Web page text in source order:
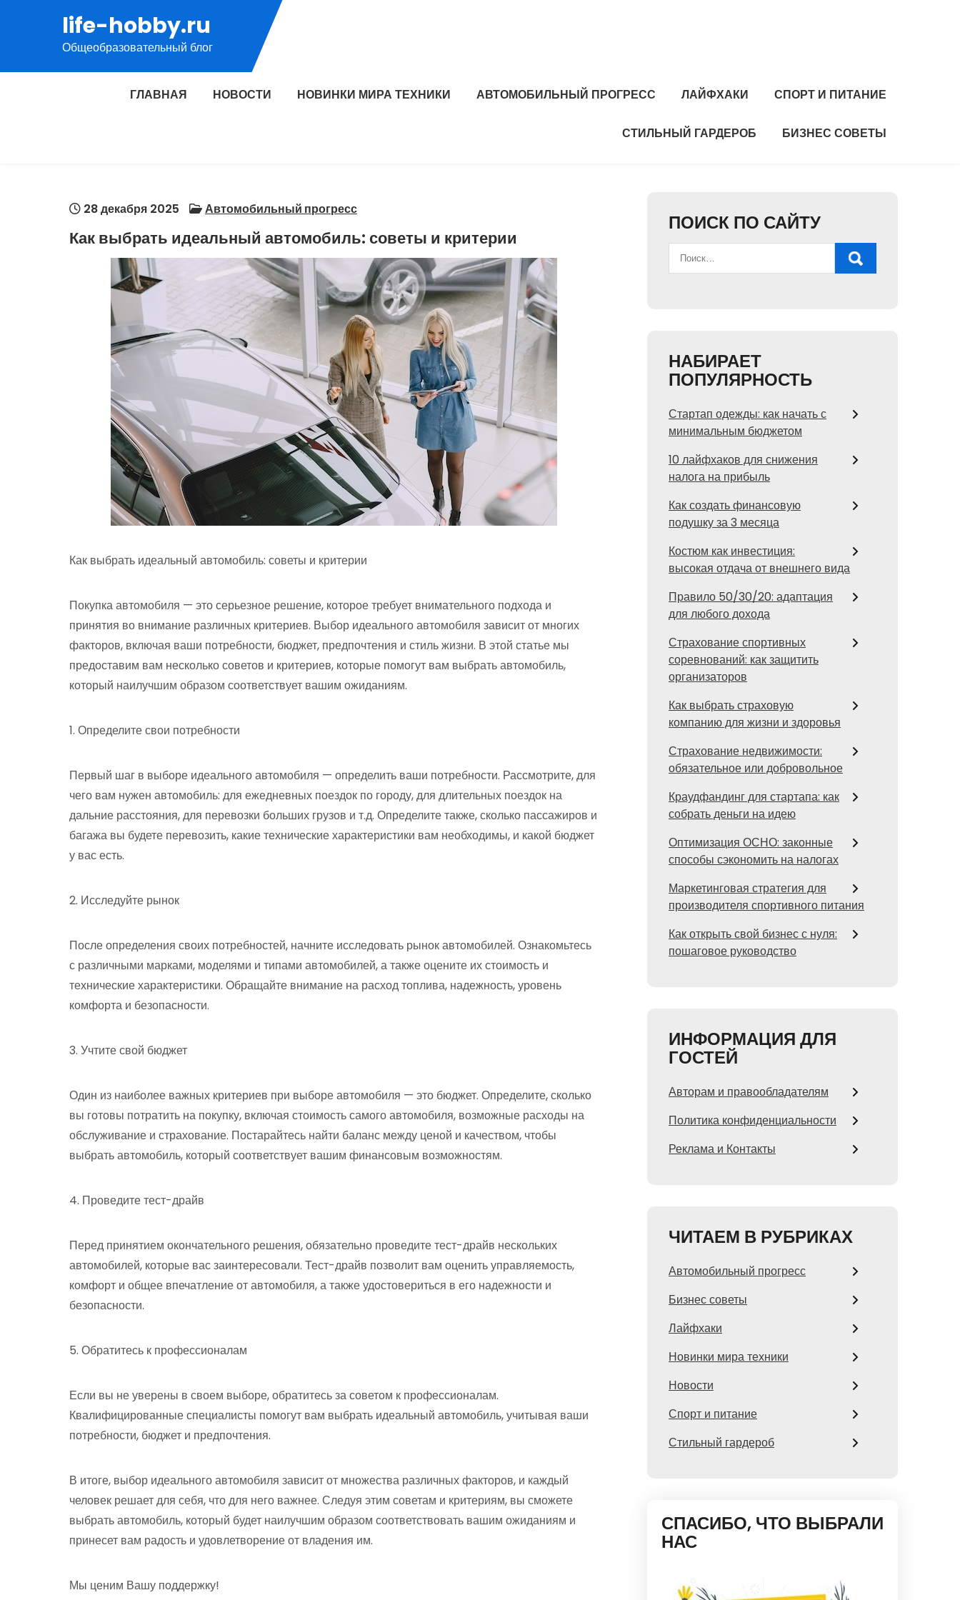
содержимому
life-hobby.ru
Общеобразовательный блог
ГЛАВНАЯ НОВОСТИ НОВИНКИ МИРА ТЕХНИКИ АВТОМОБИЛЬНЫЙ ПРОГРЕСС ЛАЙФХАКИ СПОРТ И ПИТАНИЕ
СТИЛЬНЫЙ ГАРДЕРОБ БИЗНЕС СОВЕТЫ
28 декабря 2025 Автомобильный прогресс
Как выбрать идеальный автомобиль: советы и критерии
Как выбрать идеальный автомобиль: советы и критерии
Покупка автомобиля — это серьезное решение, которое требует внимательного подхода и
принятия во внимание различных критериев. Выбор идеального автомобиля зависит от многих
факторов, включая ваши потребности, бюджет, предпочтения и стиль жизни. В этой статье мы
предоставим вам несколько советов и критериев, которые помогут вам выбрать автомобиль,
который наилучшим образом соответствует вашим ожиданиям.
1. Определите свои потребности
Первый шаг в выборе идеального автомобиля — определить ваши потребности. Рассмотрите, для
чего вам нужен автомобиль: для ежедневных поездок по городу, для длительных поездок на
дальние расстояния, для перевозки больших грузов и т.д. Определите также, сколько пассажиров и
багажа вы будете перевозить, какие технические характеристики вам необходимы, и какой бюджет
у вас есть.
2. Исследуйте рынок
После определения своих потребностей, начните исследовать рынок автомобилей. Ознакомьтесь
с различными марками, моделями и типами автомобилей, а также оцените их стоимость и
технические характеристики. Обращайте внимание на расход топлива, надежность, уровень
комфорта и безопасности.
3. Учтите свой бюджет
Один из наиболее важных критериев при выборе автомобиля — это бюджет. Определите, сколько
вы готовы потратить на покупку, включая стоимость самого автомобиля, возможные расходы на
обслуживание и страхование. Постарайтесь найти баланс между ценой и качеством, чтобы
выбрать автомобиль, который соответствует вашим финансовым возможностям.
4. Проведите тест-драйв
Перед принятием окончательного решения, обязательно проведите тест-драйв нескольких
автомобилей, которые вас заинтересовали. Тест-драйв позволит вам оценить управляемость,
комфорт и общее впечатление от автомобиля, а также удостовериться в его надежности и
безопасности.
5. Обратитесь к профессионалам
Если вы не уверены в своем выборе, обратитесь за советом к профессионалам.
Квалифицированные специалисты помогут вам выбрать идеальный автомобиль, учитывая ваши
потребности, бюджет и предпочтения.
В итоге, выбор идеального автомобиля зависит от множества различных факторов, и каждый
человек решает для себя, что для него важнее. Следуя этим советам и критериям, вы сможете
выбрать автомобиль, который будет наилучшим образом соответствовать вашим ожиданиям и
принесет вам радость и удовлетворение от владения им.
Мы ценим Вашу поддержку!
ПОИСК ПО САЙТУ
НАБИРАЕТ
ПОПУЛЯРНОСТЬ
Стартап одежды: как начать с
минимальным бюджетом
10 лайфхаков для снижения
налога на прибыль
Как создать финансовую
подушку за 3 месяца
Костюм как инвестиция:
высокая отдача от внешнего вида
Правило 50/30/20: адаптация
для любого дохода
Страхование спортивных
соревнований: как защитить
организаторов
Как выбрать страховую
компанию для жизни и здоровья
Страхование недвижимости:
обязательное или добровольное
Краудфандинг для стартапа: как
собрать деньги на идею
Оптимизация ОСНО: законные
способы сэкономить на налогах
Маркетинговая стратегия для
производителя спортивного питания
Как открыть свой бизнес с нуля:
пошаговое руководство
ИНФОРМАЦИЯ ДЛЯ
ГОСТЕЙ
Авторам и правообладателям
Политика конфиденциальности
Реклама и Контакты
ЧИТАЕМ В РУБРИКАХ
Автомобильный прогресс
Бизнес советы
Лайфхаки
Новинки мира техники
Новости
Спорт и питание
Стильный гардероб
СПАСИБО, ЧТО ВЫБРАЛИ
НАС